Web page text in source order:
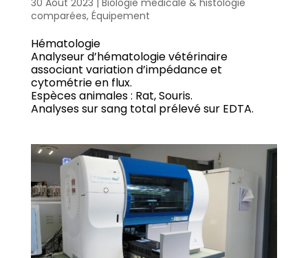
comparées, Équipement
Hématologie
Analyseur d’hématologie vétérinaire
associant variation d’impédance et
cytométrie en flux.
Espèces animales : Rat, Souris.
Analyses sur sang total prélevé sur EDTA.